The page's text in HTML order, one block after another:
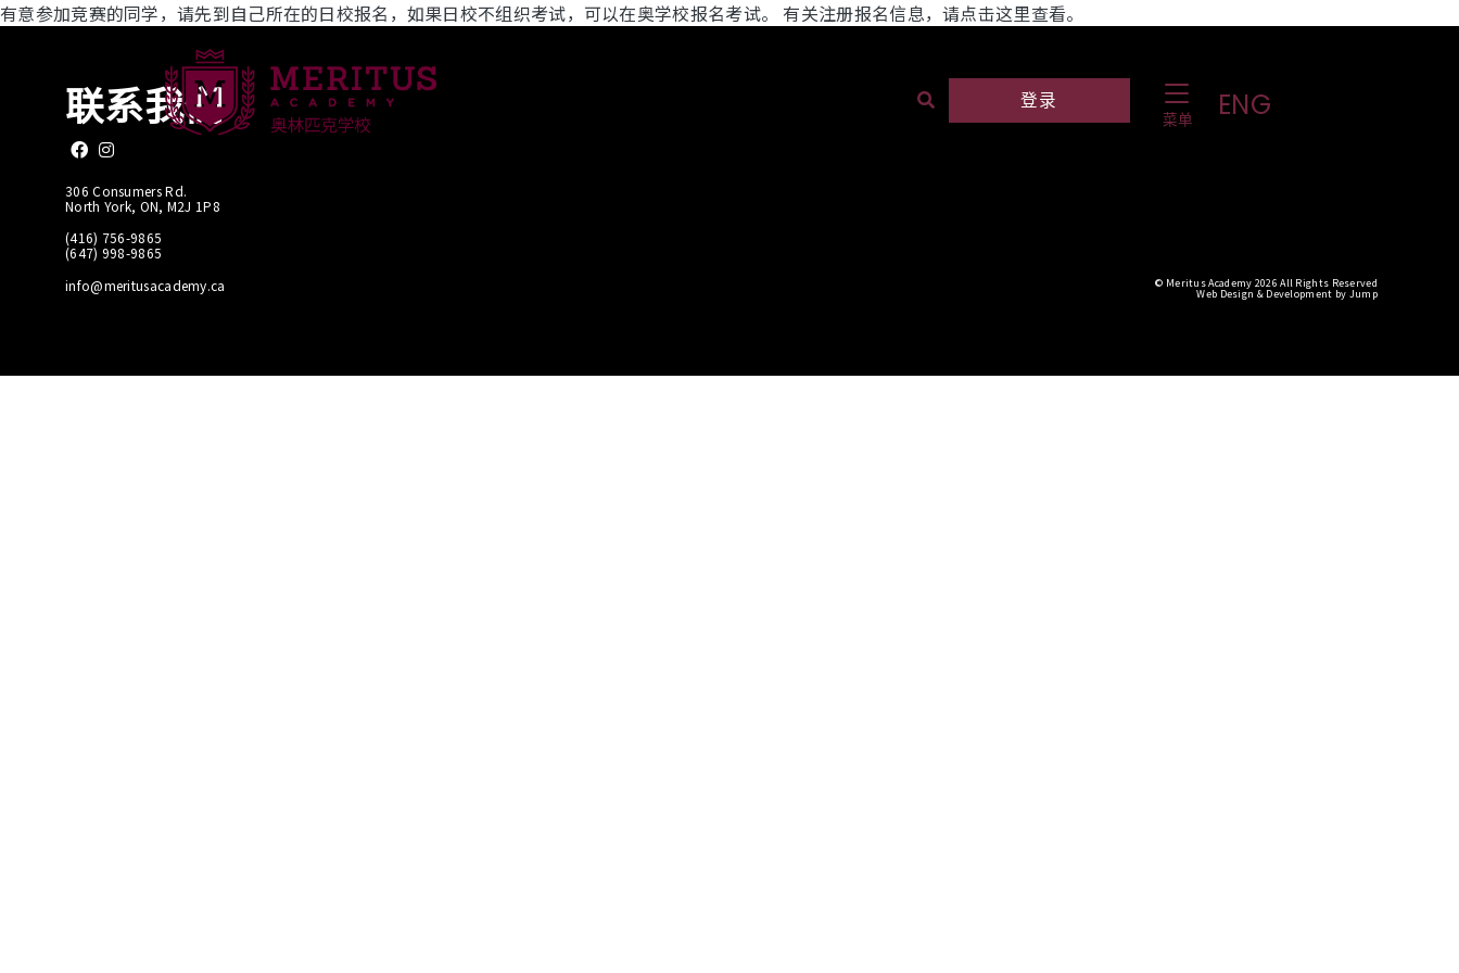
Search Website
登录 Log into student portal
Toggle Navigation
菜单 ENG
与优秀同行 – 2
有意参加竞赛的同学，请先到自己所在的日校报名，如果日校不组织考试，可以在奥学校报名考试。 有关注册报名信息，请点击这里查看。
联系我们
Like us on Facebook
Follow us on Instagram
306 Consumers Rd.
North York, ON, M2J 1P8
(416) 756-9865
(647) 998-9865
info@meritusacademy.ca
© Meritus Academy 2026 All Rights Reserved
Web Design & Development by Jump